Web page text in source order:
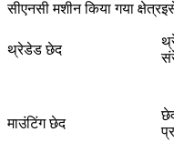
सीएनसी मशीन किया गया क्षेत्र
थ्रेडेड छेद
माउंटिंग छेद